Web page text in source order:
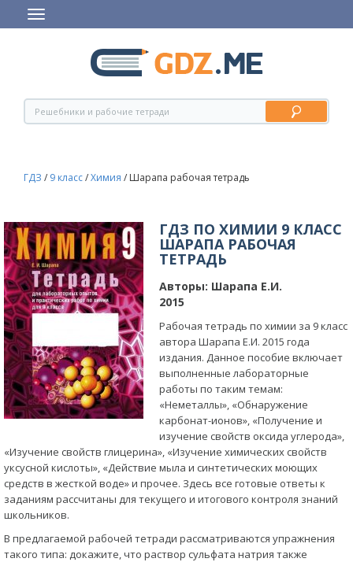
ГДЗ / 9 класс/Химия / Шарапа рабочая тетрадь
ГДЗ ПО ХИМИИ 9 КЛАСС
ШАРАПА РАБОЧАЯ
ТЕТРАДЬ
Авторы: Шарапа Е.И.
2015
Рабочая тетрадь по химии за 9 класс
автора Шарапа Е.И. 2015 года
издания. Данное пособие включает
выполненные лабораторные
работы по таким темам:
«Неметаллы», «Обнаружение
карбонат-ионов», «Получение и
изучение свойств оксида углерода»,
«Изучение свойств глицерина», «Изучение химических свойств
уксусной кислоты», «Действие мыла и синтетических моющих
средств в жесткой воде» и прочее. Здесь все готовые ответы к
заданиям рассчитаны для текущего и итогового контроля знаний
школьников.
В предлагаемой рабочей тетради рассматриваются упражнения
такого типа: докажите, что раствор сульфата натрия также